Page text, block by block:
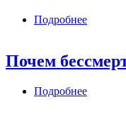
Подробнее
Почем
Подробнее